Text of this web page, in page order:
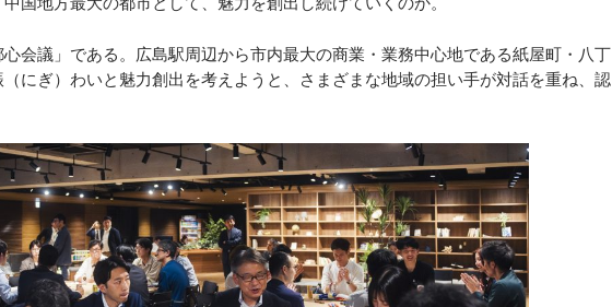
会議」である。広島駅周辺から市内最大の商業・業務中心地である紙屋町・八丁
にぎ）わいと魅力創出を考えようと、さまざまな地域の担い手が対話を重ね、認